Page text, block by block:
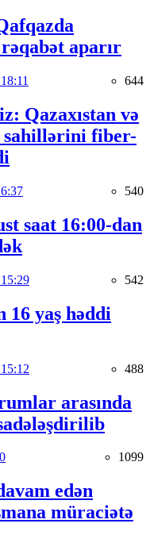
aparır
644
Qazaxıstan və
sahillərini fiber-
540
saat 16:00-dan
542
16 yaş həddi
488
arasında
1099
edən
müraciətə